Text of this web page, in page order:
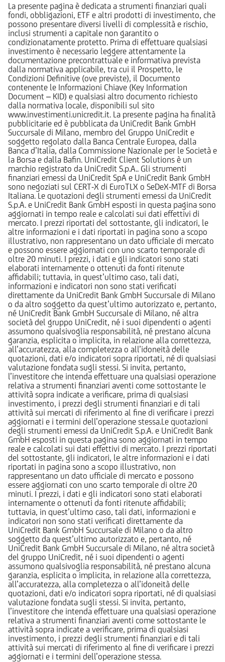
La presente pagina è dedicata a strumenti finanziari quali
fondi, obbligazioni, ETF e altri prodotti di investimento, che
possono presentare diversi livelli di complessità e rischio,
inclusi strumenti a capitale non garantito o
condizionatamente protetto. Prima di effettuare qualsiasi
investimento è necessario leggere attentamente la
documentazione precontrattuale e informativa prevista
dalla normativa applicabile, tra cui il Prospetto, le
Condizioni Definitive (ove previste), il Documento
contenente le Informazioni Chiave (Key Information
Document – KID) e qualsiasi altro documento richiesto
dalla normativa locale, disponibili sul sito
www.investimenti.unicredit.it. La presente pagina ha finalità
pubblicitarie ed è pubblicata da UniCredit Bank GmbH
Succursale di Milano, membro del Gruppo UniCredit e
soggetto regolato dalla Banca Centrale Europea, dalla
Banca d’Italia, dalla Commissione Nazionale per le Società e
la Borsa e dalla Bafin. UniCredit Client Solutions è un
marchio registrato da UniCredit S.p.A.. Gli strumenti
finanziari emessi da UniCredit SpA e UniCredit Bank GmbH
sono negoziati sul CERT-X di EuroTLX o SeDeX-MTF di Borsa
Italiana. Le quotazioni degli strumenti emessi da UniCredit
S.p.A. e UniCredit Bank GmbH esposti in questa pagina sono
aggiornati in tempo reale e calcolati sui dati effettivi di
mercato. I prezzi riportati del sottostante, gli indicatori, le
altre informazioni e i dati riportati in pagina sono a scopo
illustrativo, non rappresentano un dato ufficiale di mercato
e possono essere aggiornati con uno scarto temporale di
oltre 20 minuti. I prezzi, i dati e gli indicatori sono stati
elaborati internamente o ottenuti da fonti ritenute
affidabili; tuttavia, in quest’ultimo caso, tali dati,
informazioni e indicatori non sono stati verificati
direttamente da UniCredit Bank GmbH Succursale di Milano
o da altro soggetto da quest’ultimo autorizzato e, pertanto,
né UniCredit Bank GmbH Succursale di Milano, né altra
società del gruppo UniCredit, né i suoi dipendenti o agenti
assumono qualsivoglia responsabilità, né prestano alcuna
garanzia, esplicita o implicita, in relazione alla correttezza,
all’accuratezza, alla completezza o all’idoneità delle
quotazioni, dati e/o indicatori sopra riportati, né di qualsiasi
valutazione fondata sugli stessi. Si invita, pertanto,
l’investitore che intenda effettuare una qualsiasi operazione
relativa a strumenti finanziari aventi come sottostante le
attività sopra indicate a verificare, prima di qualsiasi
investimento, i prezzi degli strumenti finanziari e di tali
attività sui mercati di riferimento al fine di verificare i prezzi
aggiornati e i termini dell’operazione stessa.Le quotazioni
degli strumenti emessi da UniCredit S.p.A. e UniCredit Bank
GmbH esposti in questa pagina sono aggiornati in tempo
reale e calcolati sui dati effettivi di mercato. I prezzi riportati
del sottostante, gli indicatori, le altre informazioni e i dati
riportati in pagina sono a scopo illustrativo, non
rappresentano un dato ufficiale di mercato e possono
essere aggiornati con uno scarto temporale di oltre 20
minuti. I prezzi, i dati e gli indicatori sono stati elaborati
internamente o ottenuti da fonti ritenute affidabili;
tuttavia, in quest’ultimo caso, tali dati, informazioni e
indicatori non sono stati verificati direttamente da
UniCredit Bank GmbH Succursale di Milano o da altro
soggetto da quest’ultimo autorizzato e, pertanto, né
UniCredit Bank GmbH Succursale di Milano, né altra società
del gruppo UniCredit, né i suoi dipendenti o agenti
assumono qualsivoglia responsabilità, né prestano alcuna
garanzia, esplicita o implicita, in relazione alla correttezza,
all’accuratezza, alla completezza o all’idoneità delle
quotazioni, dati e/o indicatori sopra riportati, né di qualsiasi
valutazione fondata sugli stessi. Si invita, pertanto,
l’investitore che intenda effettuare una qualsiasi operazione
relativa a strumenti finanziari aventi come sottostante le
attività sopra indicate a verificare, prima di qualsiasi
investimento, i prezzi degli strumenti finanziari e di tali
attività sui mercati di riferimento al fine di verificare i prezzi
aggiornati e i termini dell’operazione stessa.